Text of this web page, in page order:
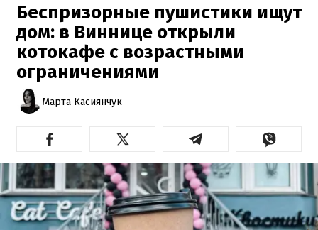
Беспризорные пушистики ищут
дом: в Виннице открыли
котокафе с возрастными
ограничениями
Марта Касиянчук